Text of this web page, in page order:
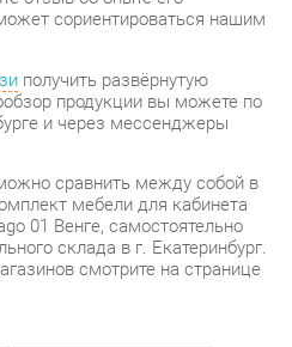
сравнить между собой в
мебели для кабинета
склада в г. Екатеринбург.
смотрите на странице
Классический
50
Прямоугольные